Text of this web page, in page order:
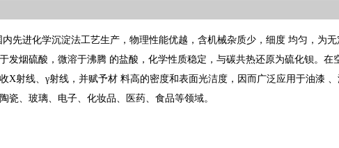
内先进化学沉淀法工艺生产，物理性能优越，含机械杂质少，细度 均匀，为
发烟硫酸，微溶于沸腾 的盐酸，化学性质稳定，与碳共热还原为硫化钡。在
X射线、γ射线，并赋予材 料高的密度和表面光洁度，因而广泛应用于油漆
瓷、玻璃、电子、化妆品、医药、食品等领域。